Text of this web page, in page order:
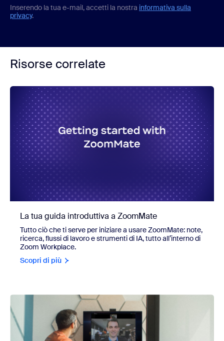
Inserendo la tua e-mail, accetti la nostra informativa sulla
privacy.
Risorse correlate
La tua guida introduttiva a ZoomMate
Tutto ciò che ti serve per iniziare a usare ZoomMate: note,
ricerca, flussi di lavoro e strumenti di IA, tutto all’interno di
Zoom Workplace.
Scopri di più